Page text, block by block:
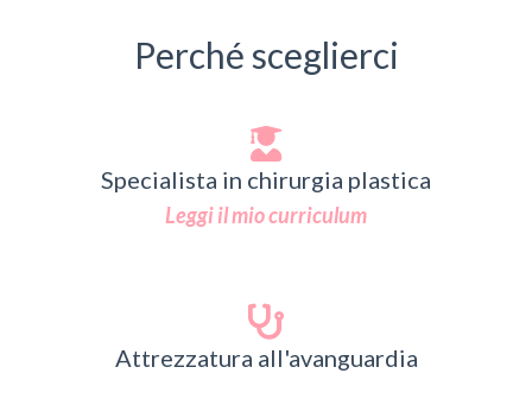
Perché sceglierci
Specialista in chirurgia plastica
Leggi il mio curriculum
Attrezzatura all'avanguardia